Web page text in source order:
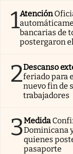
1Atención
bancarias de
postergaron
2Descanso
feriado para
nuevo fin de
trabajadores
3Medida
Dominicana
quienes
pasaporte